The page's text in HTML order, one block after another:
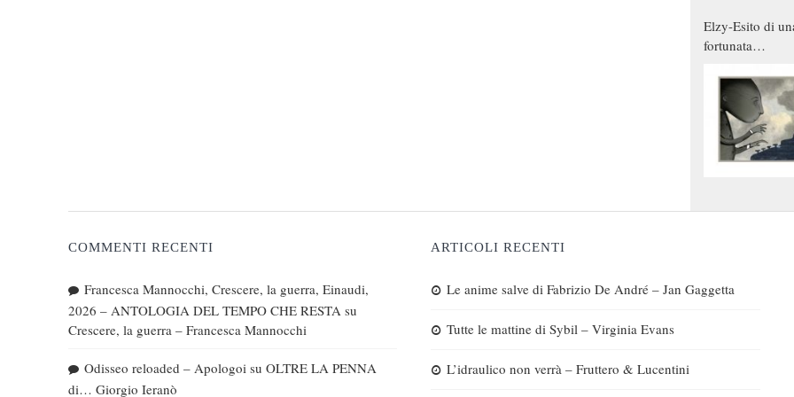
Elzy-Esito di
fortunata
COMMENTI RECENTI
Francesca Mannocchi, Crescere, la guerra, Einaudi,
2026 – ANTOLOGIA DEL TEMPO CHE RESTA su
Crescere, la guerra – Francesca Mannocchi
Odisseo reloaded – Apologoi su OLTRE LA PENNA
di… Giorgio Ieranò
ARTICOLI RECENTI
Le anime salve di Fabrizio De André – Jan Gaggetta
Tutte le mattine di Sybil – Virginia Evans
L’idraulico non verrà – Fruttero & Lucentini